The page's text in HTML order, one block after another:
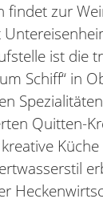
findet zur
ist die
Schiff“ in
Quitten-